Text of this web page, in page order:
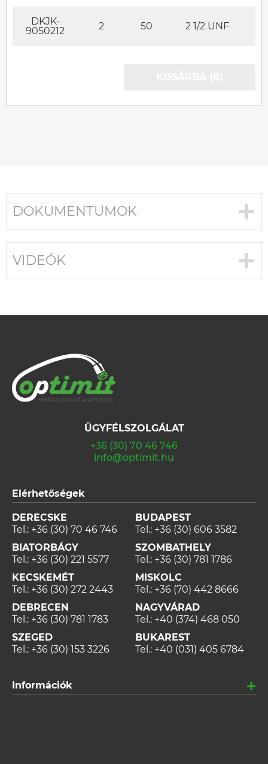
DKJK-
9050212
2 50 2 1/2 UNF
DOKUMENTUMOK
VIDEÓK
ÜGYFÉLSZOLGÁLAT
+36 (30) 70 46 746
info@optimit.hu
Elérhetőségek
DERECSKE
Tel.: +36 (30) 70 46 746
BIATORBÁGY
Tel.: +36 (30) 221 5577
KECSKEMÉT
Tel.: +36 (30) 272 2443
DEBRECEN
Tel.: +36 (30) 781 1783
SZEGED
Tel.: +36 (30) 153 3226
BUDAPEST
Tel.: +36 (30) 606 3582
SZOMBATHELY
Tel.: +36 (30) 781 1786
MISKOLC
Tel.: +36 (70) 442 8666
NAGYVÁRAD
Tel.: +40 (374) 468 050
BUKAREST
Tel.: +40 (031) 405 6784
Információk